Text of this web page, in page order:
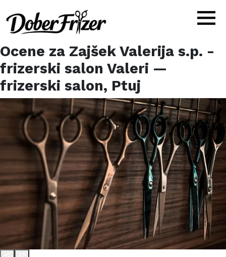
Ocene za Zajšek Valerija s.p. -
frizerski salon Valeri —
frizerski salon, Ptuj